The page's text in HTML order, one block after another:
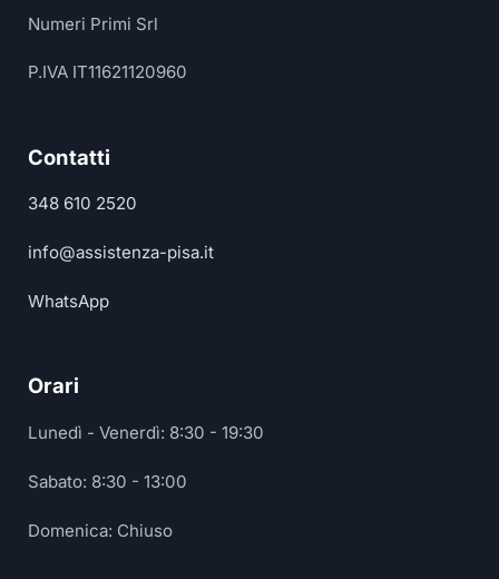
Numeri Primi Srl
P.IVA IT11621120960
Contatti
348 610 2520
info@assistenza-pisa.it
WhatsApp
Orari
Lunedì - Venerdì: 8:30 - 19:30
Sabato: 8:30 - 13:00
Domenica: Chiuso